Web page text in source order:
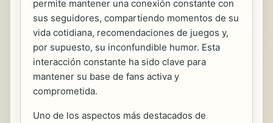
permite mantener una conexión constante con
sus seguidores, compartiendo momentos de su
vida cotidiana, recomendaciones de juegos y,
por supuesto, su inconfundible humor. Esta
interacción constante ha sido clave para
mantener su base de fans activa y
comprometida.
Uno de los aspectos más destacados de